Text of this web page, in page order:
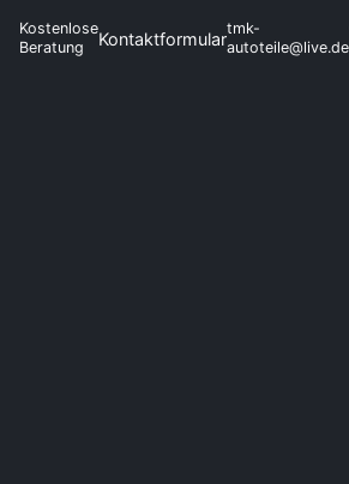
Kostenlose
Beratung
Kontaktformulartmk-
autoteile@live.de